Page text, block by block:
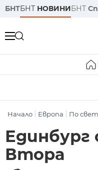
БНТБНТ НОВИНИБНТ
Начало Европа По
Единбург
Втора